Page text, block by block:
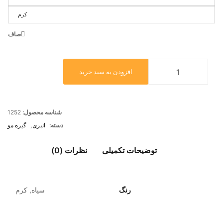
کرم
صاف
افزودن به سبد خرید
شناسه محصول: 1252
دسته: انبری گیره مو
توضیحات تکمیلی نظرات (0)
رنگ سیاه, کرم